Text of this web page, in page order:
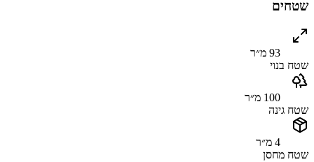
שטחים
93 מ״ר
שטח בנוי
100 מ״ר
שטח גינה
4 מ״ר
שטח מחסן